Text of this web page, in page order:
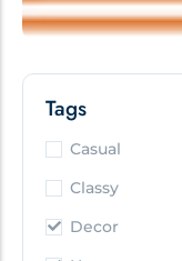
Tags
Casual
Classy
Decor